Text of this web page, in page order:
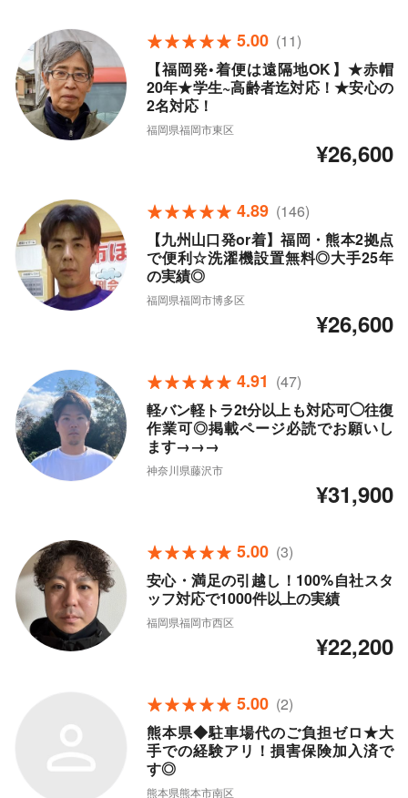
5.00 (11)
【福岡発•着便は遠隔地OK】★赤帽
20年★学生~高齢者迄対応！★安心の
2名対応！
福岡県福岡市東区
¥26,600
4.89 (146)
【九州山口発or着】福岡・熊本2拠点
で便利☆洗濯機設置無料◎大手25年
の実績◎
福岡県福岡市博多区
¥26,600
4.91 (47)
軽バン軽トラ2t分以上も対応可◯往復
作業可◎掲載ページ必読でお願いし
ます→→→
神奈川県藤沢市
¥31,900
5.00 (3)
安心・満足の引越し！100%自社スタ
ッフ対応で1000件以上の実績
福岡県福岡市西区
¥22,200
5.00 (2)
熊本県◆駐車場代のご負担ゼロ★大
手での経験アリ！損害保険加入済で
す◎
熊本県熊本市南区